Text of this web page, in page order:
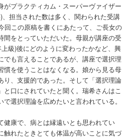
プラクティカム・スーパーヴァイザー
、担当された数は多く、関わられた受講
回この原稿を書くにあたって、ご長女の
間をとっていただいた。母親が講座の受
級)後にどのように変わったかなど、興
でも言えることであるが、講座で選択理
慣を使うことはなくなる。娘から見る母
り、支援的であった。そして「選択理論
と口にされていたと聞く。瑞希さんはこ
選択理論を広めたいと言われている。
康で、病とは縁遠いとも思われてい
触れたときとても体温が高いことに気づ